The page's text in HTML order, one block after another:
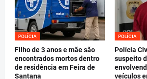
POLÍCIA
Filho de 3 anos e mãe são
encontrados mortos dentro
de residência em Feira de
Santana
POLÍCIA
Polícia
suspeito
veículos